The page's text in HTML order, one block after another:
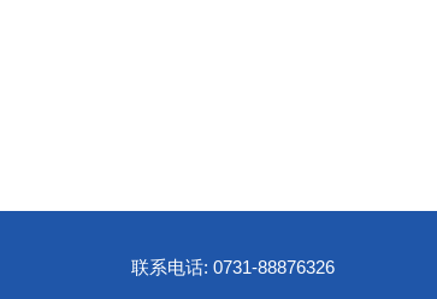
联系电话: 0731-88876326